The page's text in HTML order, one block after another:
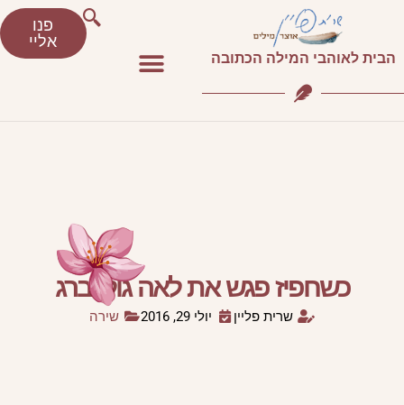
הבית לאוהבי המילה הכתובה
פנו
אליי
כשחפיז פגש את לאה גולדברג
שרית פליין יולי 29, 2016 שירה